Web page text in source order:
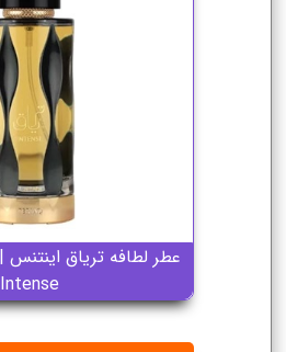
Intense